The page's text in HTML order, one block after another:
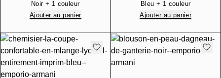
Noir + 1 couleur
Ajouter au panier
ENTIÈREMENT IMPRIMÉ
Bleu + 1 couleur
Ajouter au panier